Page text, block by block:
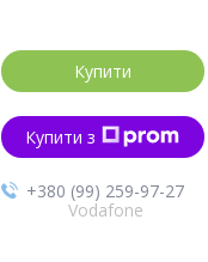
Купити
Купити з
+380 (99) 259-97-27
Vodafone